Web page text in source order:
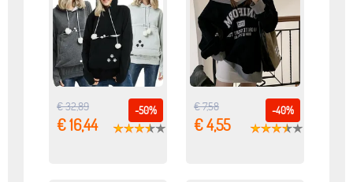
-50%
€ 32,89
€ 16,44
-40%
€ 7,58
€ 4,55